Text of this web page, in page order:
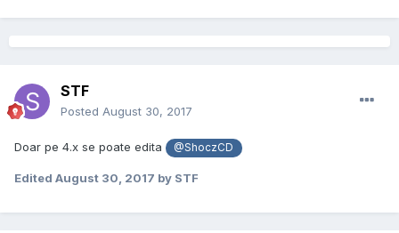
STF
Posted August 30, 2017
Doar pe 4.x se poate edita @ShoczCD
Edited August 30, 2017 by STF